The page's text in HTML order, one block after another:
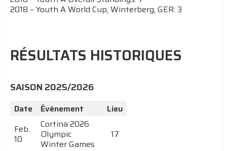
2018 – Youth A World Cup, Winterberg, GER: 3
RÉSULTATS HISTORIQUES
SAISON 2025/2026
Date Événement
Lieu
Feb.
10
Cortina 2026
Olympic
Winter Games
17